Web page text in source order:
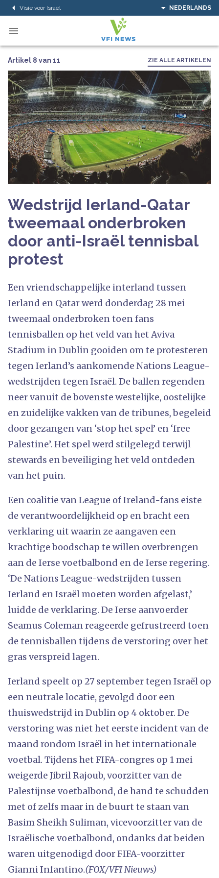
Visie voor Israël NEDERLANDS
Artikel 8 van 11 ZIE ALLE ARTIKELEN
Wedstrijd Ierland-Qatar
tweemaal onderbroken
door anti-Israël tennisbal
protest
Een vriendschappelijke interland tussen
Ierland en Qatar werd donderdag 28 mei
tweemaal onderbroken toen fans
tennisballen op het veld van het Aviva
Stadium in Dublin gooiden om te protesteren
tegen Ierland’s aankomende Nations League-
wedstrijden tegen Israël. De ballen regenden
neer vanuit de bovenste westelijke, oostelijke
en zuidelijke vakken van de tribunes, begeleid
door gezangen van ‘stop het spel’ en ‘free
Palestine’. Het spel werd stilgelegd terwijl
stewards en beveiliging het veld ontdeden
van het puin.
Een coalitie van League of Ireland-fans eiste
de verantwoordelijkheid op en bracht een
verklaring uit waarin ze aangaven een
krachtige boodschap te willen overbrengen
aan de Ierse voetbalbond en de Ierse regering.
‘De Nations League-wedstrijden tussen
Ierland en Israël moeten worden afgelast,’
luidde de verklaring. De Ierse aanvoerder
Seamus Coleman reageerde gefrustreerd toen
de tennisballen tijdens de verstoring over het
gras verspreid lagen.
Ierland speelt op 27 september tegen Israël op
een neutrale locatie, gevolgd door een
thuiswedstrijd in Dublin op 4 oktober. De
verstoring was niet het eerste incident van de
maand rondom Israël in het internationale
voetbal. Tijdens het FIFA-congres op 1 mei
weigerde Jibril Rajoub, voorzitter van de
Palestijnse voetbalbond, de hand te schudden
met of zelfs maar in de buurt te staan ​​van
Basim Sheikh Suliman, vicevoorzitter van de
Israëlische voetbalbond, ondanks dat beiden
waren uitgenodigd door FIFA-voorzitter
Gianni Infantino.(FOX/VFI Nieuws)